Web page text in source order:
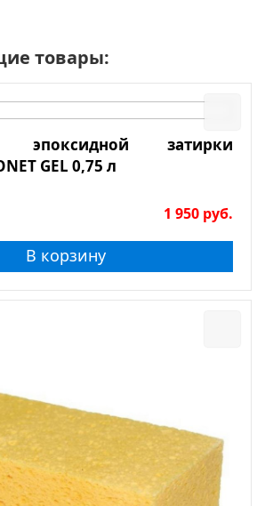
товары:
эпоксидной затирки
GEL 0,75 л
1 950 руб.
В корзину